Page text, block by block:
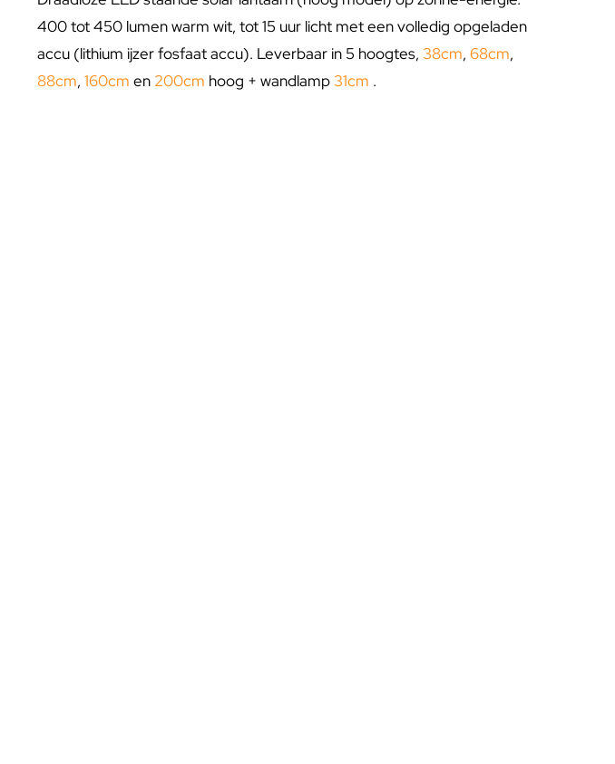
400 tot 450 lumen warm wit, tot 15 uur licht met een volledig opgeladen
accu (lithium ijzer fosfaat accu). Leverbaar in 5 hoogtes, 38cm, 68cm,
88cm, 160cm en 200cm hoog + wandlamp 31cm .